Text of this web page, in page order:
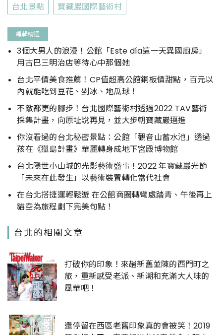
台北景點
寶藏巖國際藝術村
編輯精選
3個大男人的浪漫！公館「Este día這一天異國廚房」
用古巴三明治店等待心中那個她
台北平價美食推薦！CP值超高公館銅板價甜點，百元以
內就能吃到豆花、剉冰、地瓜球！
不敵都更的腳步！台北國際藝術村透過2022 TAV藝術
採集計畫，向原址說再見，並大步朝寶藏巖邁進
你沒看過的台北秘密景點：公館「觀音山蓄水池」透過
孩在《獵島計畫》華麗轉身成地下宮殿博物館
台北隱世小山城的光影藝術盛事！2022 年寶藏巖光節
「未來在此發生」以藝術裝置轉化當代社會
在台北搭捷運輕鬆遊 在公館商圈轉彎處踏青、午後再上
貓空為旅程劃下完美句點！
台北的相關文章
打破你的印象！來趟新舊並陳的西門町之
旅，重新感受老派、新潮和充滿大人味的
風華吧！
還停留在西區老舊印象真的會被笑！2019